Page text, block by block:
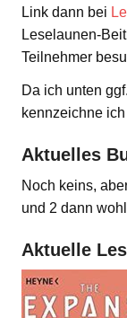
Link dann bei
Leselaunen-
Teilnehmer
Da ich unten
kennzeichne
Aktuelles
Noch keins,
und 2 dann
Aktuelle